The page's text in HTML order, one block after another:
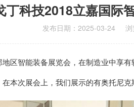
丁科技2018立嘉国际
发布日期：2025-03-24
区智能装备展览会，在制造业中享有
本次展会上，我们展示的有奥托尼克